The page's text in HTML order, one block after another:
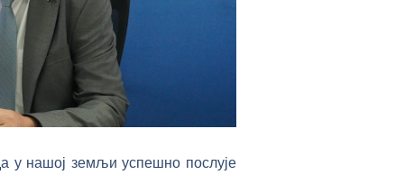
у нашој земљи успешно послује